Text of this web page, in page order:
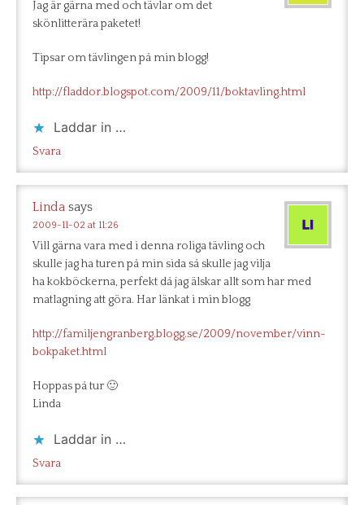
Jag är gärna med och tävlar om det
skönlitterära paketet!
Tipsar om tävlingen på min blogg!
http://fladdor.blogspot.com/2009/11/boktavling.html
Laddar in …
Svara
Linda says
2009-11-02 at 11:26
Vill gärna vara med i denna roliga tävling och
skulle jag ha turen på min sida så skulle jag vilja
ha kokböckerna, perfekt då jag älskar allt som har med
matlagning att göra. Har länkat i min blogg
http://familjengranberg.blogg.se/2009/november/vinn-
bokpaket.html
Hoppas på tur 🙂
Linda
Laddar in …
Svara